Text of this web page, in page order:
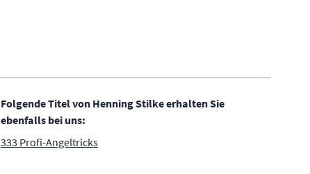
Folgende Titel von Henning Stilke erhalten Sie
ebenfalls bei uns:
333 Profi-Angeltricks